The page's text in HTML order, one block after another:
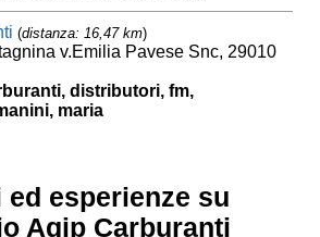
(distanza: 16,47 km)
v.Emilia Pavese Snc, 29010
distributori, fm,
maria
ed esperienze su
Agip Carburanti